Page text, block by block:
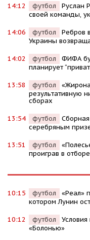
14:12 футбол
Руслан
своей команды,
14:06 футбол
Ребров
Украины
14:02 футбол
ФИФА
планирует
13:58 футбол
результативную
сборах
13:54 футбол
серебряным
13:51 футбол
проиграв в
10:15 футбол
«Реал»
котором Лунин
10:12 футбол
«Болонью»